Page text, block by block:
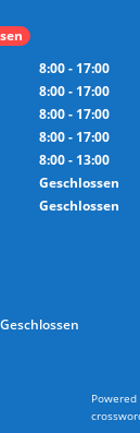
8:00 - 17:00
8:00 - 17:00
8:00 - 17:00
8:00 - 17:00
8:00 - 13:00
Geschlossen
Geschlossen
Geschlossen
Powered